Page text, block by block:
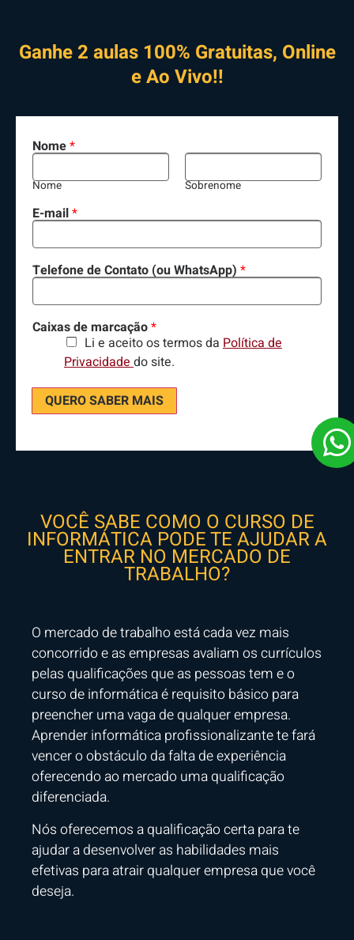
Ganhe 2 aulas 100% Gratuitas, Online
e Ao Vivo!!
Nome*
Nome Sobrenome
E-mail*
Telefone de Contato (ou WhatsApp) *
Caixas de marcação*
Li e aceito os termos da Política de
Privacidadedo site.
QUERO SABER MAIS
VOCÊ SABE COMO O CURSO DE
INFORMÁTICA PODE TE AJUDAR A
ENTRAR NO MERCADO DE
TRABALHO?
O mercado de trabalho está cada vez mais
concorrido e as empresas avaliam os currículos
pelas qualificações que as pessoas tem e o
curso de informática é requisito básico para
preencher uma vaga de qualquer empresa.
Aprender informática profissionalizante te fará
vencer o obstáculo da falta de experiência
oferecendo ao mercado uma qualificação
diferenciada.
Nós oferecemos a qualificação certa para te
ajudar a desenvolver as habilidades mais
efetivas para atrair qualquer empresa que você
deseja.